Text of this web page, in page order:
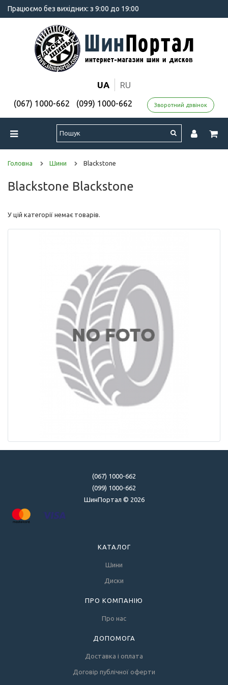
Працюємо без вихідних: з 9:00 до 19:00
UA RU
(067) 1000-662 (099) 1000-662 Зворотний дзвінок
Головна Шини Blackstone
Blackstone Blackstone
У цій категорії немає товарів.
(067) 1000-662
(099) 1000-662
ШинПортал © 2026
КАТАЛОГ
Шини
Диски
ПРО КОМПАНІЮ
Про нас
ДОПОМОГА
Доставка і оплата
Договір публічної оферти